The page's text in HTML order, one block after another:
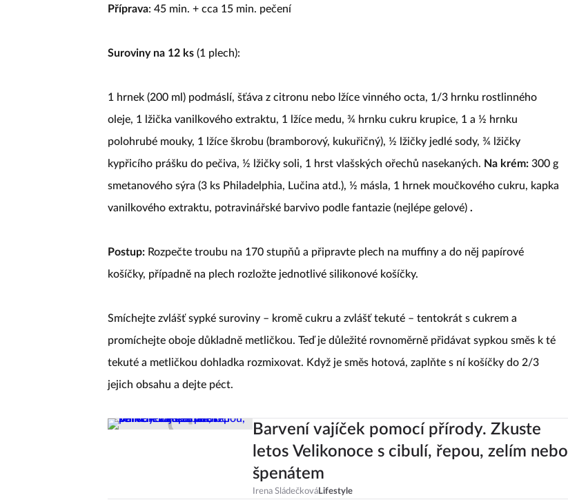
Příprava: 45 min. + cca 15 min. pečení
Suroviny na 12 ks (1 plech):
1 hrnek (200 ml) podmáslí, šťáva z citronu nebo lžíce vinného octa, 1/3 hrnku rostlinného
oleje, 1 lžička vanilkového extraktu, 1 lžíce medu, ¾ hrnku cukru krupice, 1 a ½ hrnku
polohrubé mouky, 1 lžíce škrobu (bramborový, kukuřičný), ½ lžičky jedlé sody, ¾ lžičky
kypřicího prášku do pečiva, ½ lžičky soli, 1 hrst vlašských ořechů nasekaných. Na krém: 300 g
smetanového sýra (3 ks Philadelphia, Lučina atd.), ½ másla, 1 hrnek moučkového cukru, kapka
vanilkového extraktu, potravinářské barvivo podle fantazie (nejlépe gelové) .
Postup: Rozpečte troubu na 170 stupňů a připravte plech na muffiny a do něj papírové
košíčky, případně na plech rozložte jednotlivé silikonové košíčky.
Smíchejte zvlášť sypké suroviny – kromě cukru a zvlášť tekuté – tentokrát s cukrem a
promíchejte oboje důkladně metličkou. Teď je důležité rovnoměrně přidávat sypkou směs k té
tekuté a metličkou dohladka rozmixovat. Když je směs hotová, zaplňte s ní košíčky do 2/3
jejich obsahu a dejte péct.
Barvení vajíček pomocí přírody. Zkuste
letos Velikonoce s cibulí, řepou, zelím nebo
špenátem
Irena SládečkováLifestyle